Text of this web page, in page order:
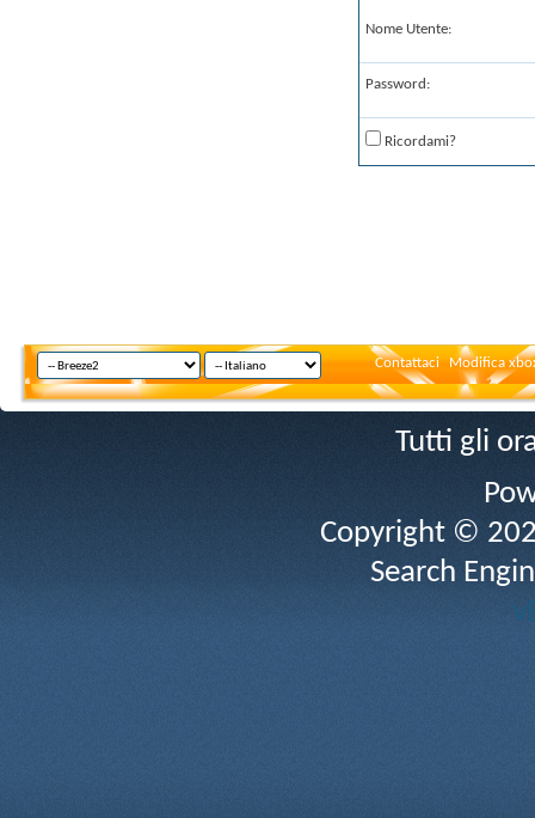
Nome Utente:
Password:
Ricordami?
Contattaci Modifica
Tutti gli
Copyright ©
Search